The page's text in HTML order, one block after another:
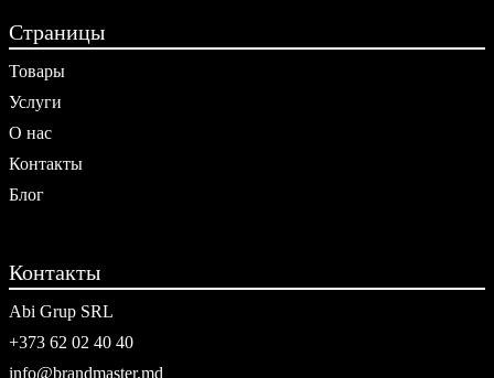
Страницы
Товары
Услуги
О нас
Контакты
Блог
Контакты
Abi Grup SRL
+373 62 02 40 40
info@brandmaster.md